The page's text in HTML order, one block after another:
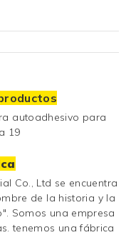
Co., Ltd se encuentra
de la historia y la
Somos una empresa
tenemos una fábrica